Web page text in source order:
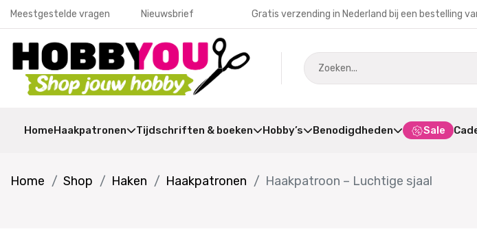
Meestgestelde vragen Nieuwsbrief Gratis verzending in Nederland bij een bestelling
HomeHaakpatronen Tijdschriften & boeken Hobby’s Benodigdheden Sale
Home Shop Haken Haakpatronen Haakpatroon – Luchtige sjaal